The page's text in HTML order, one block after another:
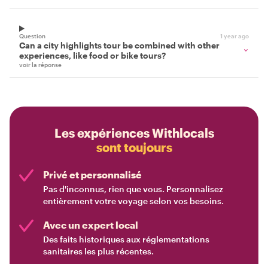
Question 1 year ago
Can a city highlights tour be combined with other
experiences, like food or bike tours?
voir la réponse
Les expériences Withlocals
sont toujours
Privé et personnalisé
Pas d'inconnus, rien que vous. Personnalisez
entièrement votre voyage selon vos besoins.
Avec un expert local
Des faits historiques aux réglementations
sanitaires les plus récentes.